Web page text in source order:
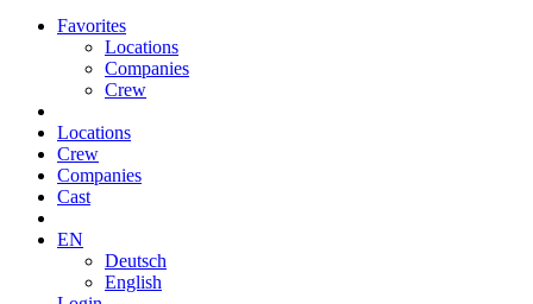
Favorites
Locations
Companies
Crew
Locations
Crew
Companies
Cast
EN
Deutsch
English